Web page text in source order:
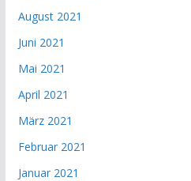
August 2021
Juni 2021
Mai 2021
April 2021
März 2021
Februar 2021
Januar 2021